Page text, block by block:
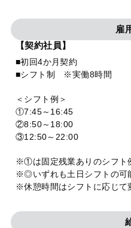
雇
【契約社員】
■初回4か月契約
■シフト制 ※実働8時間
＜シフト例＞
①7:45～16:45
②8:50～18:00
③12:50～22:00
※①は固定残業ありのシフト
※◎いずれも土日シフトの可
※休憩時間はシフトに応じて